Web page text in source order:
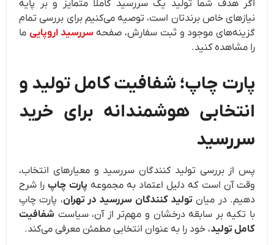
اگر هدف شما تولید یک سررسید کاملاً متمایز و بر پایه
نیازهای خاص برندتان است، توصیه می‌کنیم برای بررسی تمام
گزینه‌های موجود و ثبت سفارش، صفحهسررسید اروپایی ما
را مشاهده کنید.
پارت چاپ؛ شفافیت کامل تولید و
انتخابی هوشمندانه برای خرید
سررسید
پس از بررسی تولید کنندگان سررسید و معیارهای انتخاب،
وقت آن است که دلیل اعتماد به مجموعه پارت چاپرا شرح
دهیم. در میان تولید کنندگان سررسید در تهران، پارت چاپ
با تکیه بر سابقه درخشان و مهم‌تر از آن، سیاست شفافیت
کامل تولید، خود را به عنوان انتخابی مطمئن معرفی می‌کند.